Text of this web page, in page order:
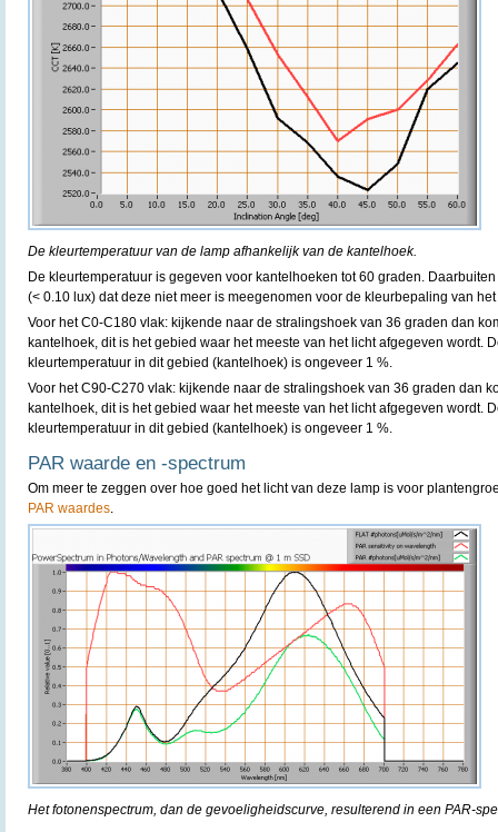
De kleurtemperatuur van de lamp afhankelijk van de kantelhoek.
De kleurtemperatuur is gegeven voor kantelhoeken tot 60 graden.
(< 0.10 lux) dat deze niet meer is meegenomen voor de kleurbepaling van het
Voor het C0-C180 vlak: kijkende naar de stralingshoek van 36 graden dan
kantelhoek, dit is het gebied waar het meeste van het licht afgegeven wordt.
kleurtemperatuur in dit gebied (kantelhoek) is ongeveer 1 %.
Voor het C90-C270 vlak: kijkende naar de stralingshoek van 36 graden dan
kantelhoek, dit is het gebied waar het meeste van het licht afgegeven wordt.
kleurtemperatuur in dit gebied (kantelhoek) is ongeveer 1 %.
PAR waarde en -spectrum
Om meer te zeggen over hoe goed het licht van deze lamp is voor
PAR waardes.
Het fotonenspectrum, dan de gevoeligheidscurve, resulterend in een PAR-